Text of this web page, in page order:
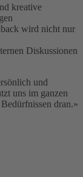
kreative
wird nicht nur
Diskussionen
und
uns im ganzen
dran.»